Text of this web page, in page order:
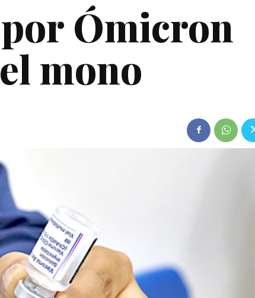
Ómicron
mono